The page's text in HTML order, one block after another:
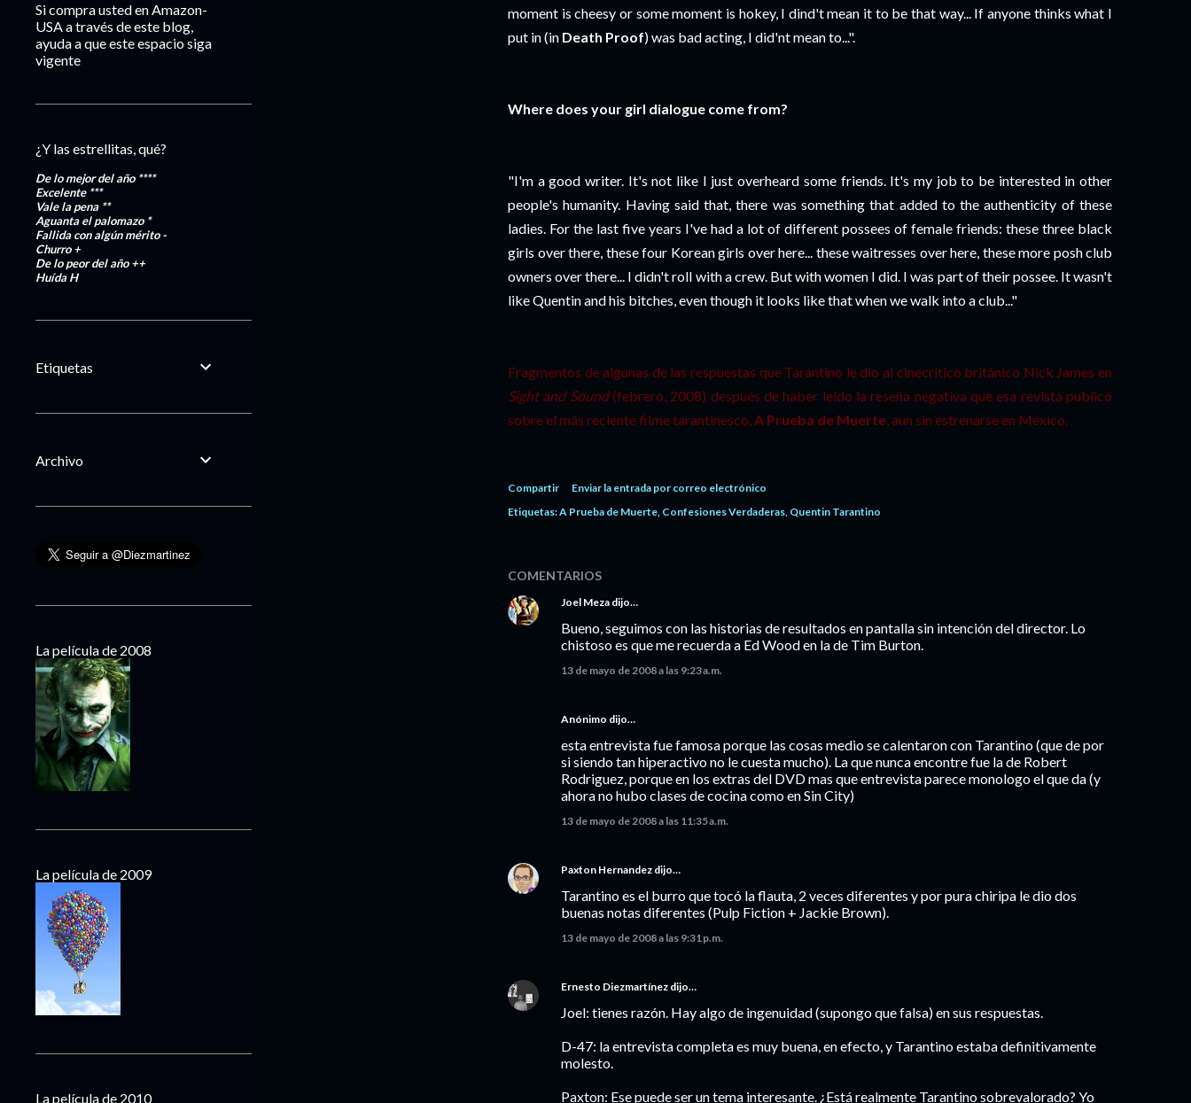
moment is cheesy or some moment is hokey, I dind't mean it to be that way... If anyone thinks what I
put in (in Death Proof) was bad acting, I did'nt mean to...".
Where does your girl dialogue come from?
"I'm a good writer. It's not like I just overheard some friends. It's my job to be interested in other
people's humanity. Having said that, there was something that added to the authenticity of these
ladies. For the last five years I've had a lot of different possees of female friends: these three black
girls over there, these four Korean girls over here... these waitresses over here, these more posh club
owners over there... I didn't roll with a crew. But with women I did. I was part of their possee. It wasn't
like Quentin and his bitches, even though it looks like that when we walk into a club..."
Fragmentos de algunas de las respuestas que Tarantino le dio al cinecrítico británico Nick James en
Sight and Sound(febrero, 2008) después de haber leído la reseña negativa que esa revista publicó
sobre el más reciente filme tarantinesco,A Prueba de Muerte, aun sin estrenarse en México.
Compartir
Enviar la entrada por correo electrónico
Etiquetas:A Prueba de Muerte Confesiones Verdaderas Quentin Tarantino
COMENTARIOS
Joel Meza dijo…
Bueno, seguimos con las historias de resultados en pantalla sin intención del director. Lo
chistoso es que me recuerda a Ed Wood en la de Tim Burton.
13 de mayo de 2008 a las 9:23 a.m.
Anónimo dijo…
esta entrevista fue famosa porque las cosas medio se calentaron con Tarantino (que de por
si siendo tan hiperactivo no le cuesta mucho). La que nunca encontre fue la de Robert
Rodriguez, porque en los extras del DVD mas que entrevista parece monologo el que da (y
ahora no hubo clases de cocina como en Sin City)
13 de mayo de 2008 a las 11:35 a.m.
Paxton Hernandez dijo…
Tarantino es el burro que tocó la flauta, 2 veces diferentes y por pura chiripa le dio dos
buenas notas diferentes (Pulp Fiction + Jackie Brown).
13 de mayo de 2008 a las 9:31 p.m.
Ernesto Diezmartínez dijo…
Joel: tienes razón. Hay algo de ingenuidad (supongo que falsa) en sus respuestas.
D-47: la entrevista completa es muy buena, en efecto, y Tarantino estaba definitivamente
molesto.
Paxton: Ese puede ser un tema interesante. ¿Está realmente Tarantino sobrevalorado? Yo
Si compra usted en Amazon-
USA a través de este blog,
ayuda a que este espacio siga
vigente
¿Y las estrellitas, qué?
De lo mejor del año ****
Excelente***
Vale la pena **
Aguanta el palomazo *
Fallida con algún mérito-
Churro+
De lo peor del año++
HuídaH
Etiquetas
Archivo
La película de 2008
La película de 2009
La película de 2010